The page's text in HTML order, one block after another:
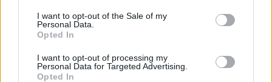
I want to opt-out of the Sale of my
Personal Data.
Opted In
I want to opt-out of processing my
Personal Data for Targeted Advertising.
Opted In
legittimo"
29/03/2009